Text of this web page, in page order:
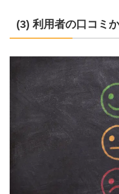
(3) 利用者の口コミ